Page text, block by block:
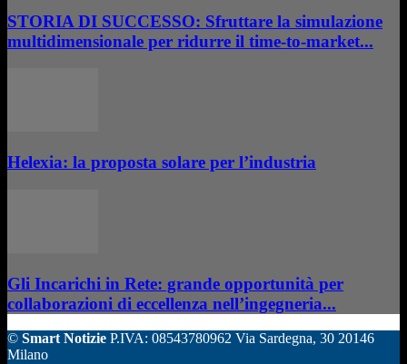
STORIA DI SUCCESSO: Sfruttare la simulazione
multidimensionale per ridurre il time-to-market...
Helexia: la proposta solare per l’industria
Gli Incarichi in Rete: grande opportunità per
collaborazioni di eccellenza nell’ingegneria...
© Smart Notizie P.IVA: 08543780962 Via Sardegna, 30 20146
Milano